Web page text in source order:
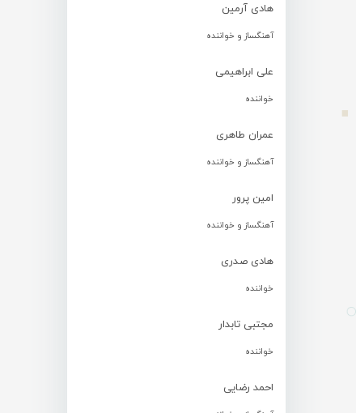
هادی آرمین
آهنگساز و خواننده
علی ابراهیمی
خواننده
عمران طاهری
آهنگساز و خواننده
امین پرور
آهنگساز و خواننده
هادی صدری
خواننده
مجتبی تابدار
خواننده
احمد رضایی